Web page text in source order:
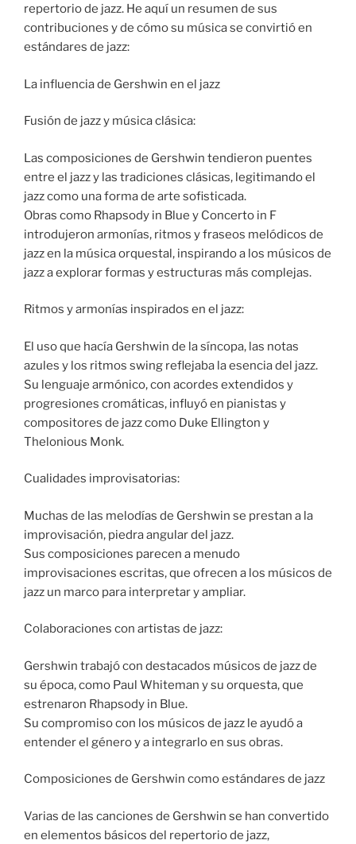
repertorio de jazz. He aquí un resumen de sus
contribuciones y de cómo su música se convirtió en
estándares de jazz:
La influencia de Gershwin en el jazz
Fusión de jazz y música clásica:
Las composiciones de Gershwin tendieron puentes
entre el jazz y las tradiciones clásicas, legitimando el
jazz como una forma de arte sofisticada.
Obras como Rhapsody in Blue y Concerto in F
introdujeron armonías, ritmos y fraseos melódicos de
jazz en la música orquestal, inspirando a los músicos de
jazz a explorar formas y estructuras más complejas.
Ritmos y armonías inspirados en el jazz:
El uso que hacía Gershwin de la síncopa, las notas
azules y los ritmos swing reflejaba la esencia del jazz.
Su lenguaje armónico, con acordes extendidos y
progresiones cromáticas, influyó en pianistas y
compositores de jazz como Duke Ellington y
Thelonious Monk.
Cualidades improvisatorias:
Muchas de las melodías de Gershwin se prestan a la
improvisación, piedra angular del jazz.
Sus composiciones parecen a menudo
improvisaciones escritas, que ofrecen a los músicos de
jazz un marco para interpretar y ampliar.
Colaboraciones con artistas de jazz:
Gershwin trabajó con destacados músicos de jazz de
su época, como Paul Whiteman y su orquesta, que
estrenaron Rhapsody in Blue.
Su compromiso con los músicos de jazz le ayudó a
entender el género y a integrarlo en sus obras.
Composiciones de Gershwin como estándares de jazz
Varias de las canciones de Gershwin se han convertido
en elementos básicos del repertorio de jazz,